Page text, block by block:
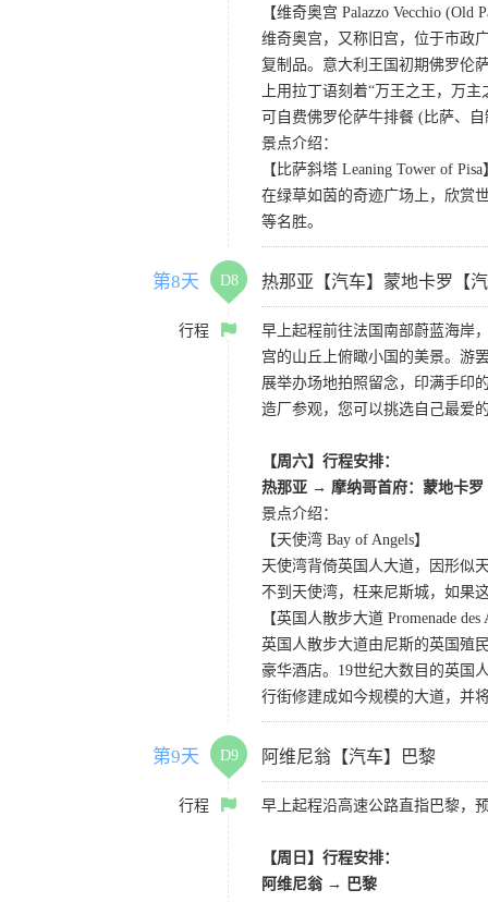
【维奇奥宫 Palazzo Vecchio (Old
维奇奥宫，又称旧宫，位于市政
复制品。意大利王国初期佛罗伦
上用拉丁语刻着“万王之王，万
可自费佛罗伦萨牛排餐 (比萨、
景点介绍：
【比萨斜塔 Leaning Tower of Pisa
在绿草如茵的奇迹广场上，欣赏
等名胜。
第8天 D8 热那亚【汽车】蒙地卡罗【
行程
早上起程前往法国南部蔚蓝海岸
宫的山丘上俯瞰小国的美景。游
展举办场地拍照留念，印满手印
造厂参观，您可以挑选自己最爱
【周六】行程安排：
热那亚 → 摩纳哥首府：蒙地卡罗
景点介绍：
【天使湾 Bay of Angels】
天使湾背倚英国人大道，因形似
不到天使湾，枉来尼斯城，如果
【英国人散步大道 Promenade des
英国人散步大道由尼斯的英国殖
豪华酒店。19世纪大数目的英国
行街修建成如今规模的大道，并
第9天 D9 阿维尼翁【汽车】巴黎
行程 早上起程沿高速公路直指巴黎，
【周日】行程安排：
阿维尼翁 → 巴黎